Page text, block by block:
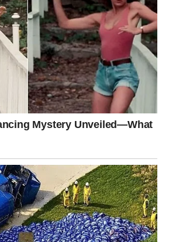
trenutku.
bi vam vratiti vjeru u ono što
mogućnostima.